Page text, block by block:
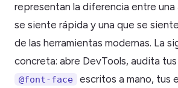
representan la diferencia entre una
se siente rápida y una que se
de las herramientas modernas. La
concreta: abre DevTools, audita
@font-face escritos a mano, tus